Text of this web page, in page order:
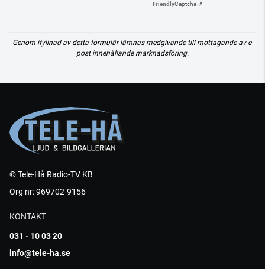
FriendlyCaptcha ⇗
Genom ifyllnad av detta formulär lämnas medgivande till mottagande av e-
post innehållande marknadsföring.
© Tele-Hå Radio-TV KB
Org nr: 969702-9156
KONTAKT
031 - 10 03 20
info@tele-ha.se